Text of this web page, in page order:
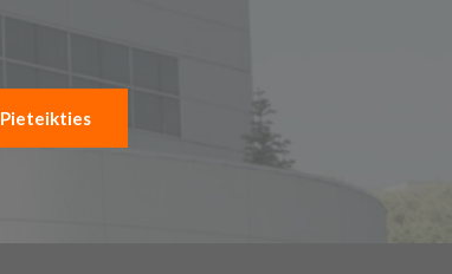
Pieteikties